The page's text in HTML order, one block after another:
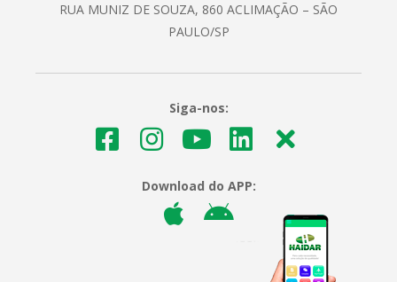
RUA MUNIZ DE SOUZA, 860 ACLIMAÇÃO – SÃO
PAULO/SP
Siga-nos:
Download do APP: